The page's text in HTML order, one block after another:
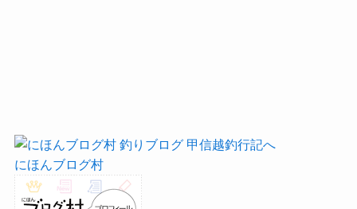
にほんブログ村